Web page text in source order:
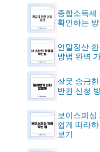
종합소득세
확인하는
연말정산
방법 완벽
잘못 송금
반환 신청
보이스피싱
쉽게 따라
보기